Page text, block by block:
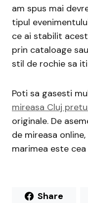
am spus mai
tipul
ce ai stabilit
prin cataloage
stil de rochie sa
Poti sa gasesti
mireasa Cluj
originale. De
de mireasa
marimea este
Share